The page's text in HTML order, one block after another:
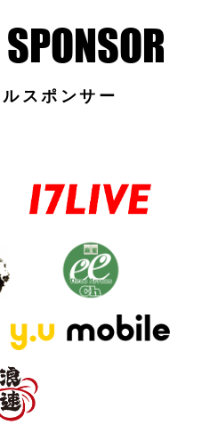
スポンサー